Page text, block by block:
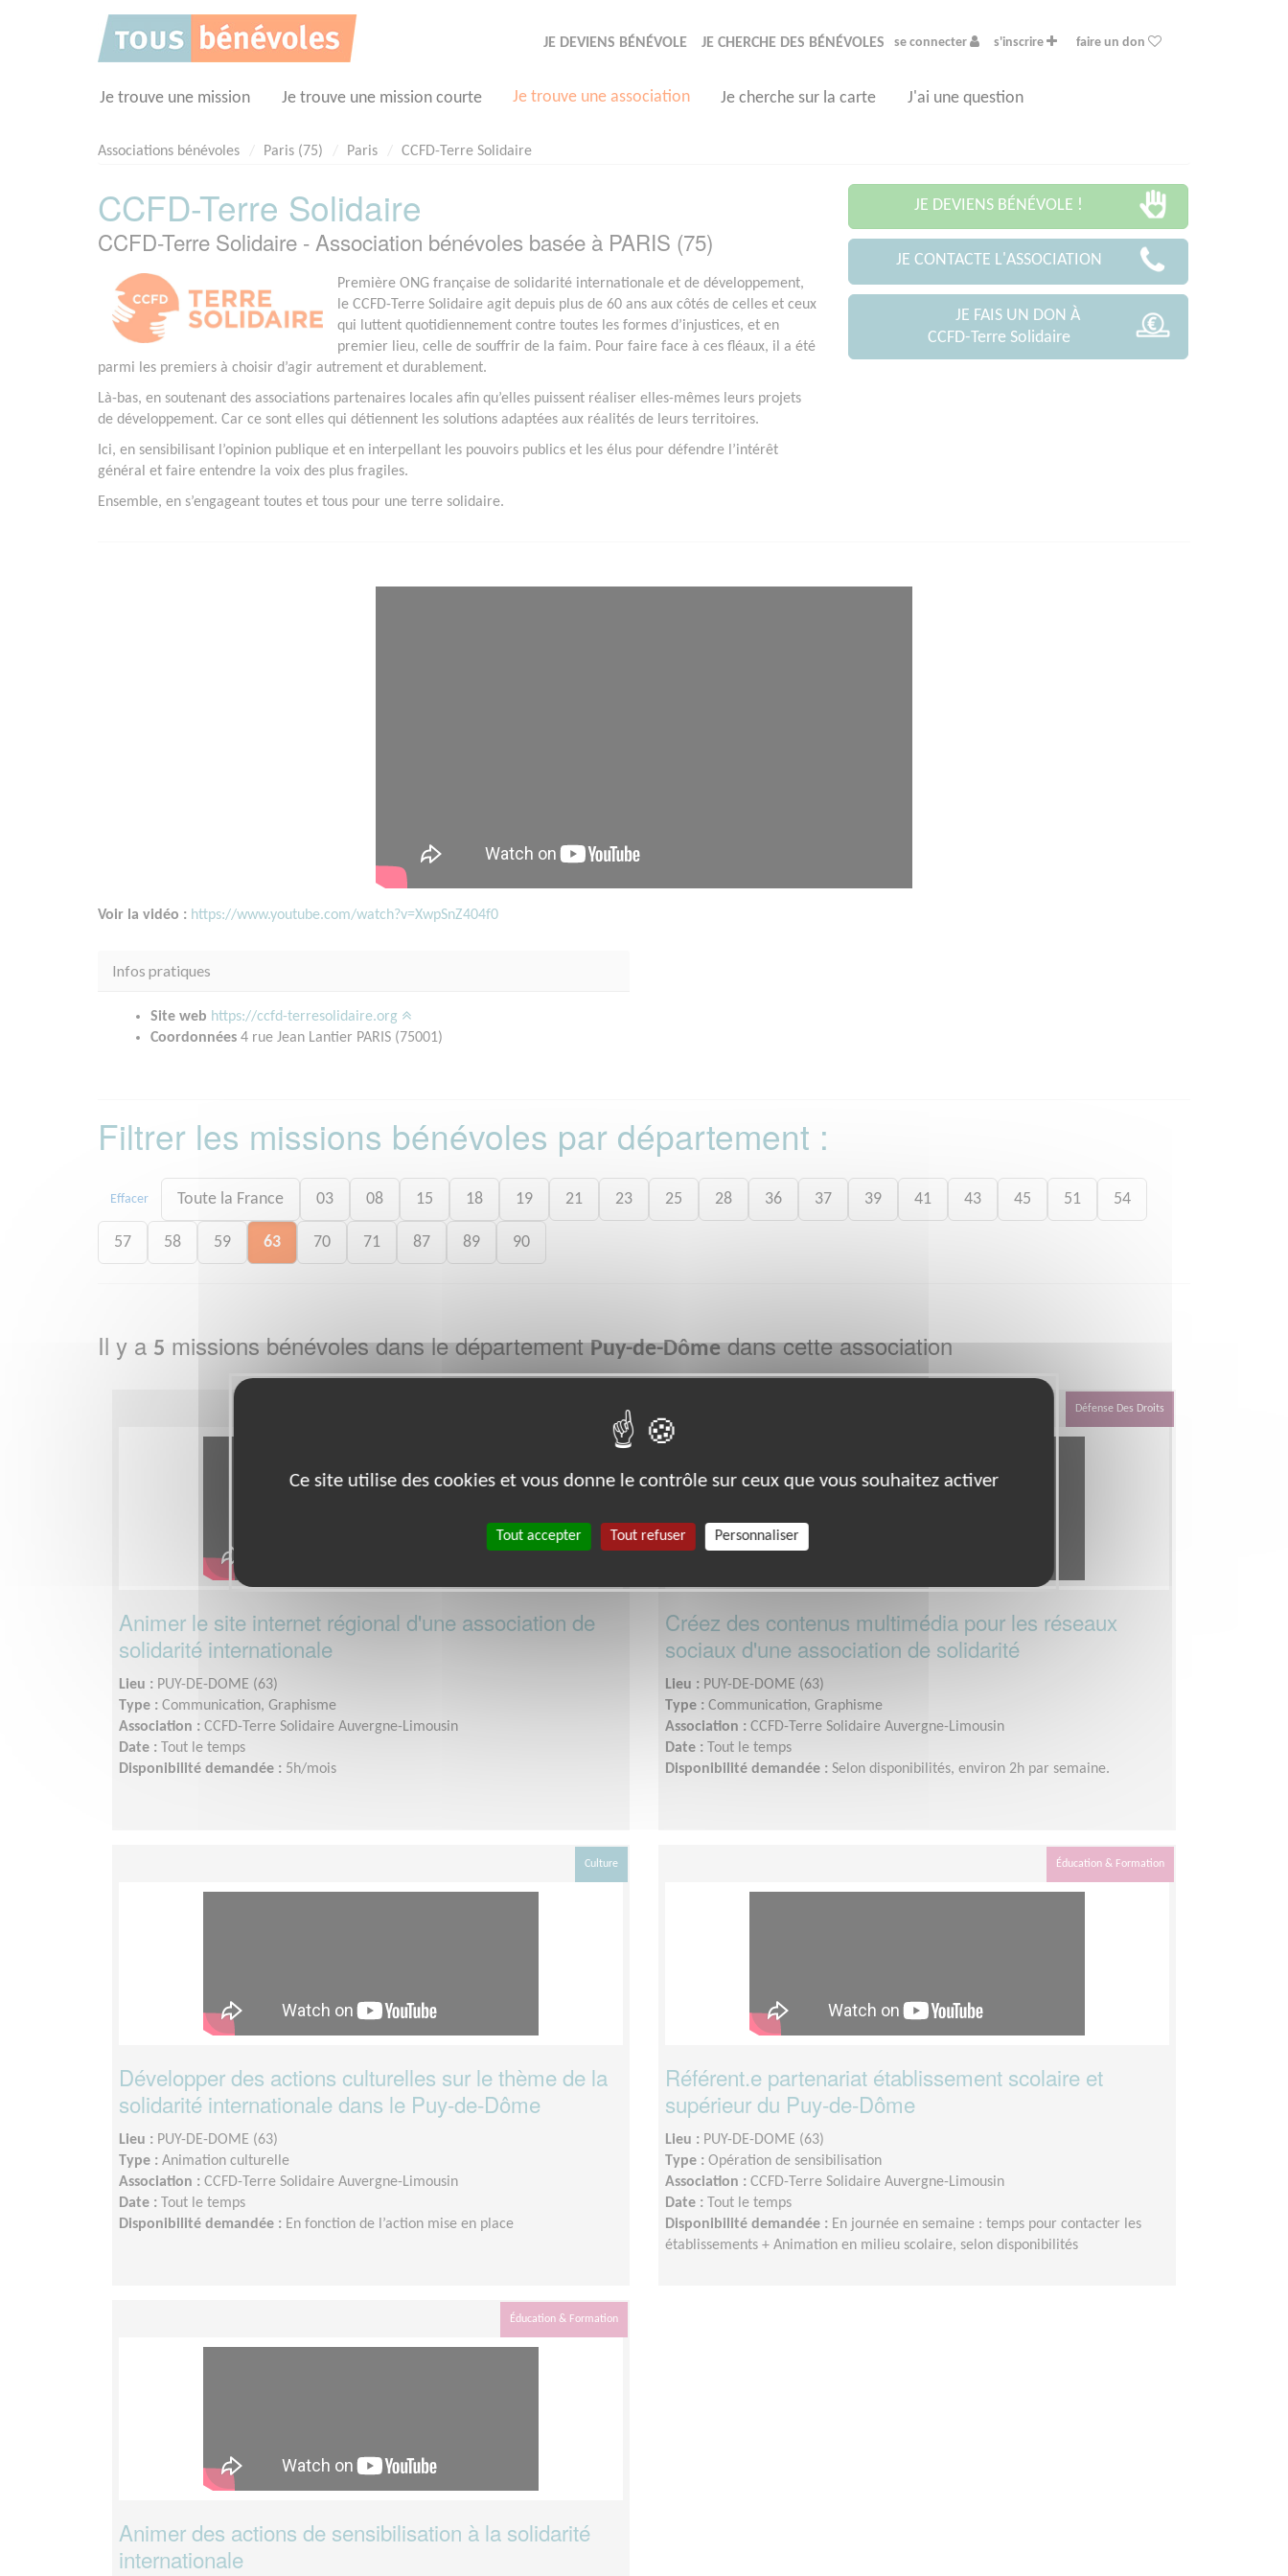
JE DEVIENS BÉNÉVOLE JE CHERCHE DES BÉNÉVOLES se connecter s'inscrire faire un don
Je trouve une mission Je trouve une mission courte Je trouve une association Je cherche sur la carte J'ai une question
Associations bénévoles Paris (75) Paris CCFD-Terre Solidaire
CCFD-Terre Solidaire
CCFD-Terre Solidaire - Association bénévoles basée à PARIS (75)
Première ONG française de solidarité internationale et de développement,
le CCFD-Terre Solidaire agit depuis plus de 60 ans aux côtés de celles et ceux
qui luttent quotidiennement contre toutes les formes d’injustices, et en
premier lieu, celle de souffrir de la faim. Pour faire face à ces fléaux, il a été
parmi les premiers à choisir d’agir autrement et durablement.
Là-bas, en soutenant des associations partenaires locales afin qu’elles puissent réaliser elles-mêmes leurs projets
de développement. Car ce sont elles qui détiennent les solutions adaptées aux réalités de leurs territoires.
Ici, en sensibilisant l’opinion publique et en interpellant les pouvoirs publics et les élus pour défendre l’intérêt
général et faire entendre la voix des plus fragiles.
Ensemble, en s’engageant toutes et tous pour une terre solidaire.
JE DEVIENS BÉNÉVOLE !
JE CONTACTE L'ASSOCIATION
JE FAIS UN DON À
CCFD-Terre Solidaire
Voir la vidéo : https://www.youtube.com/watch?v=XwpSnZ404f0
Infos pratiques
Site web https://ccfd-terresolidaire.org
Coordonnées 4 rue Jean Lantier PARIS (75001)
Filtrer les missions bénévoles par département :
Effacer Toute la France 03 08 15 18 19 21 23 25 28 36 37 39 41 43 45 51 54
57 58 59 63 70 71 87 89 90
Il y a 5 missions bénévoles dans le départementPuy-de-Dômedans cette association
Animer le site internet régional d'une association de
solidarité internationale
Lieu : PUY-DE-DOME (63)
Type : Communication, Graphisme
Association : CCFD-Terre Solidaire Auvergne-Limousin
Date :
Tout le temps
Disponibilité demandée : 5h/mois
Défense Des Droits
Créez des contenus multimédia pour les réseaux
sociaux d'une association de solidarité
Lieu : PUY-DE-DOME (63)
Type : Communication, Graphisme
Association : CCFD-Terre Solidaire Auvergne-Limousin
Date :
Tout le temps
Disponibilité demandée : Selon disponibilités, environ 2h par semaine.
Culture
Développer des actions culturelles sur le thème de la
solidarité internationale dans le Puy-de-Dôme
Lieu : PUY-DE-DOME (63)
Type : Animation culturelle
Association : CCFD-Terre Solidaire Auvergne-Limousin
Date :
Tout le temps
Disponibilité demandée : En fonction de l’action mise en place
Éducation & Formation
Référent.e partenariat établissement scolaire et
supérieur du Puy-de-Dôme
Lieu : PUY-DE-DOME (63)
Type : Opération de sensibilisation
Association : CCFD-Terre Solidaire Auvergne-Limousin
Date :
Tout le temps
Disponibilité demandée : En journée en semaine : temps pour contacter les
établissements + Animation en milieu scolaire, selon disponibilités
Éducation & Formation
Animer des actions de sensibilisation à la solidarité
internationale
Ce site utilise des cookies et vous donne le contrôle sur ceux que vous souhaitez activer
Tout accepter Tout refuser Personnaliser